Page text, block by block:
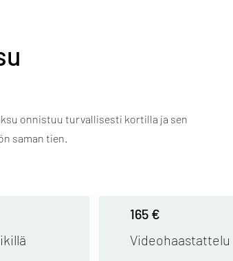
onnistuu turvallisesti kortilla ja sen
saman tien.
165 €
Videohaastattelu